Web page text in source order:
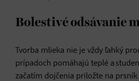
Bolestivé odsávanie
Tvorba mlieka nie je vždy ľahký
prípadoch pomáhajú teplé a
začatím dojčenia priložte na prsník